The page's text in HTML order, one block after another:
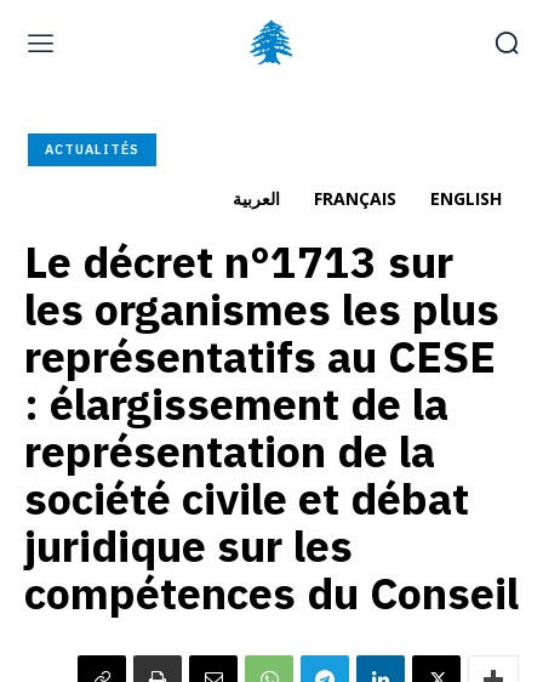
Page d’accueil
samedi, août 8, 2026
العربية (Arabe) English (Anglais
ACTUALITÉS
العربية FRANÇAIS ENGLISH
Le décret n°1713 sur
les organismes les plus
représentatifs au CESE
: élargissement de la
représentation de la
société civile et débat
juridique sur les
compétences du Conseil